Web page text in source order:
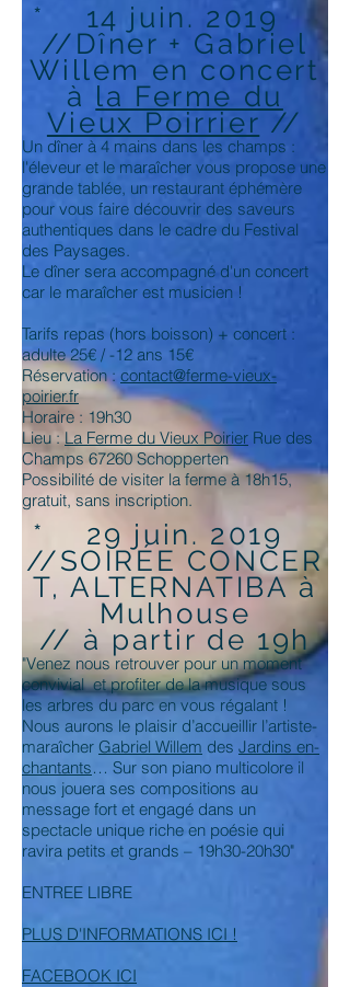
* 14 juin. 2019
//Dîner + Gabriel
Willem en concert
à la Ferme du
Vieux Poirrier //
Un dîner à 4 mains dans les champs :
l'éleveur et le maraîcher vous propose une
grande tablée, un restaurant éphémère
pour vous faire découvrir des saveurs
authentiques dans le cadre du Festival
des Paysages.
Le dîner sera accompagné d'un concert
car le maraîcher est musicien !
Tarifs repas (hors boisson) + concert :
adulte 25€ / -12 ans 15€
Réservation : contact@ferme-vieux-
poirier.fr
Horaire : 19h30
Lieu : La Ferme du Vieux Poirier Rue des
Champs 67260 Schopperten
Possibilité de visiter la ferme à 18h15,
gratuit, sans inscription.
* 29 juin. 2019
//SOIRÉE CONCER
T, ALTERNATIBA à
Mulhouse
// à partir de 19h
"Venez nous retrouver pour un moment
convivial et profiter de la musique sous
les arbres du parc en vous régalant !
Nous aurons le plaisir d’accueillir l’artiste-
maraîcher Gabriel Willem des Jardins en-
chantants… Sur son piano multicolore il
nous jouera ses compositions au
message fort et engagé dans un
spectacle unique riche en poésie qui
ravira petits et grands – 19h30-20h30"
ENTREE LIBRE
PLUS D'INFORMATIONS ICI !
FACEBOOK ICI